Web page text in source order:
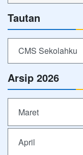
Tautan
CMS Sekolahku
Arsip 2026
Maret
April